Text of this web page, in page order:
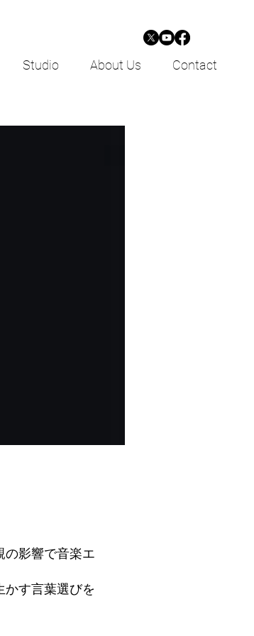
Studio About Us Contact
の影響で音楽エ
かす言葉選びを